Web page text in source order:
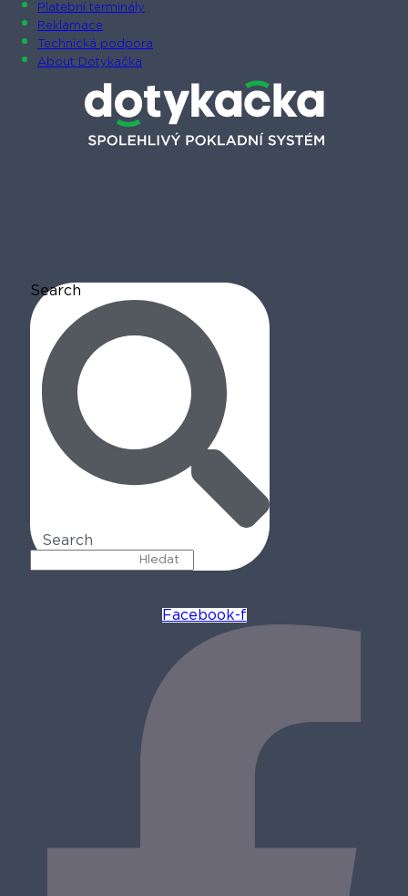
Platební terminály
Reklamace
Technická podpora
About Dotykačka
Search
Search
Facebook-f